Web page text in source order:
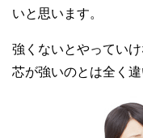
いと思います。
強くないとやってい
芯が強いのとは全く違